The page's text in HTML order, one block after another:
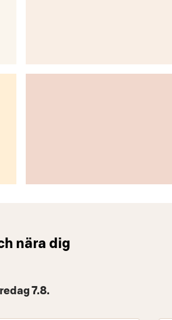
nära dig
7.8.